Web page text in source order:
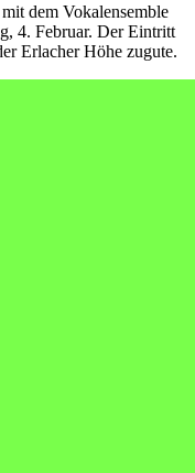
dem Vokalensemble
4. Februar. Der Eintritt
Erlacher Höhe zugute.